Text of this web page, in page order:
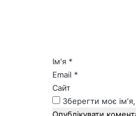
*Ім'я *
Email *
Сайт
Зберегти моє